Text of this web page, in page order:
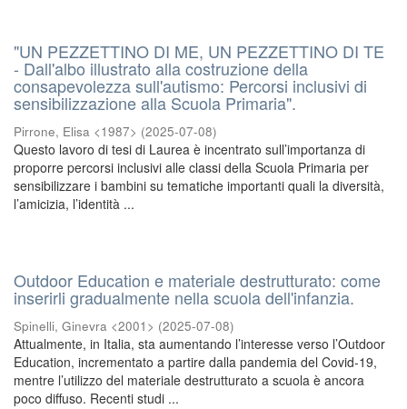
"UN PEZZETTINO DI ME, UN PEZZETTINO DI TE
- Dall'albo illustrato alla costruzione della
consapevolezza sull'autismo: Percorsi inclusivi di
sensibilizzazione alla Scuola Primaria".
Pirrone, Elisa <1987> (2025-07-08)
Questo lavoro di tesi di Laurea è incentrato sull’importanza di
proporre percorsi inclusivi alle classi della Scuola Primaria per
sensibilizzare i bambini su tematiche importanti quali la diversità,
l’amicizia, l’identità ...
Outdoor Education e materiale destrutturato: come
inserirli gradualmente nella scuola dell'infanzia.
Spinelli, Ginevra <2001> (2025-07-08)
Attualmente, in Italia, sta aumentando l’interesse verso l’Outdoor
Education, incrementato a partire dalla pandemia del Covid-19,
mentre l’utilizzo del materiale destrutturato a scuola è ancora
poco diffuso. Recenti studi ...